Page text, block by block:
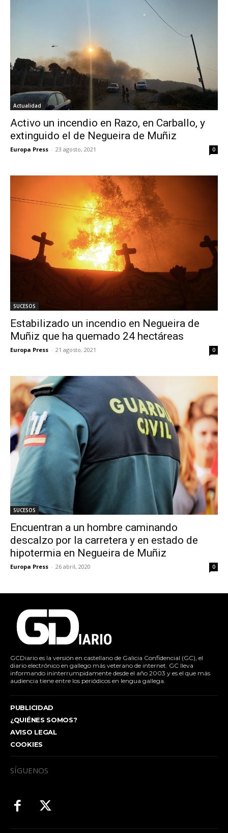
Actualidad
Activo un incendio en Razo, en Carballo, y
extinguido el de Negueira de Muñiz
Europa Press - 23 agosto, 2021 0
SUCESOS
Estabilizado un incendio en Negueira de
Muñiz que ha quemado 24 hectáreas
Europa Press - 21 agosto, 2021 0
SUCESOS
Encuentran a un hombre caminando
descalzo por la carretera y en estado de
hipotermia en Negueira de Muñiz
Europa Press - 26 abril, 2020 0
GCDiario es la versión en castellano de Galicia Confidencial (GC), el
diario electrónico en gallego más veterano de internet. GC lleva
informando ininterrumpidamente desde el año 2003 y es el que más
audiencia tiene entre los periódicos en lengua gallega.
PUBLICIDAD
¿QUIÉNES SOMOS?
AVISO LEGAL
COOKIES
SÍGUENOS